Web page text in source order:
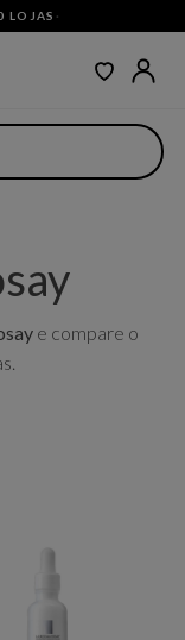
LOJAS ·
e compare o